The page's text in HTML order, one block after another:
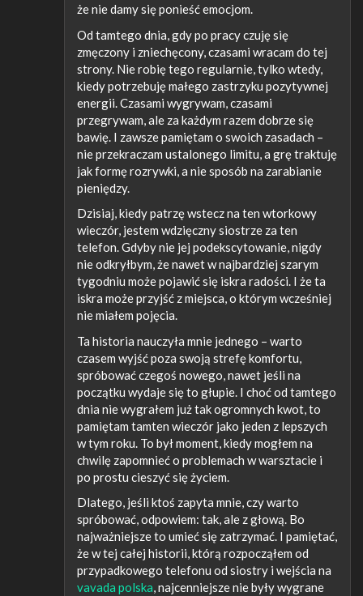
że nie damy się ponieść emocjom.
Od tamtego dnia, gdy po pracy czuję się
zmęczony i zniechęcony, czasami wracam do tej
strony. Nie robię tego regularnie, tylko wtedy,
kiedy potrzebuję małego zastrzyku pozytywnej
energii. Czasami wygrywam, czasami
przegrywam, ale za każdym razem dobrze się
bawię. I zawsze pamiętam o swoich zasadach –
nie przekraczam ustalonego limitu, a grę traktuję
jak formę rozrywki, a nie sposób na zarabianie
pieniędzy.
Dzisiaj, kiedy patrzę wstecz na ten wtorkowy
wieczór, jestem wdzięczny siostrze za ten
telefon. Gdyby nie jej podekscytowanie, nigdy
nie odkryłbym, że nawet w najbardziej szarym
tygodniu może pojawić się iskra radości. I że ta
iskra może przyjść z miejsca, o którym wcześniej
nie miałem pojęcia.
Ta historia nauczyła mnie jednego – warto
czasem wyjść poza swoją strefę komfortu,
spróbować czegoś nowego, nawet jeśli na
początku wydaje się to głupie. I choć od tamtego
dnia nie wygrałem już tak ogromnych kwot, to
pamiętam tamten wieczór jako jeden z lepszych
w tym roku. To był moment, kiedy mogłem na
chwilę zapomnieć o problemach w warsztacie i
po prostu cieszyć się życiem.
Dlatego, jeśli ktoś zapyta mnie, czy warto
spróbować, odpowiem: tak, ale z głową. Bo
najważniejsze to umieć się zatrzymać. I pamiętać,
że w tej całej historii, którą rozpocząłem od
przypadkowego telefonu od siostry i wejścia na
vavada polska, najcenniejsze nie były wygrane